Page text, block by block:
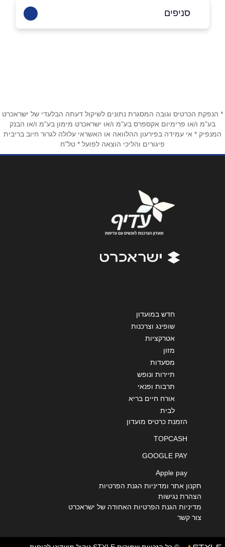
באתר בפייסבוק באינסטגרם
טלפון*
אנא חזרו אלי בקשר ל...
סניפים
* הנפקת הכרטיס וגובה המסגרת נתונים לשיקול דעתה הבלעדי של ישראכרט
בע"מ ו/או פרימיום אקספרס בע"מ ו/או ישראכרט מימון בע"מ ו/או הבנק
המנפיק * אי עמידה בפירעון ההלוואה או האשראי עלולה לגרור חיוב בריבית
פיגורים והליכי הוצאה לפועל * טל"ח
חדש במועדון
שופינג וצרכנות
אטרקציות
מזון
מסעדות
תיירות ונופש
תרבות ופנאי
אורח חיים בריא
לבית
הזמנת כרטיס מועדון
TOPCASH
GOOGLE PAY
Apple pay
תקנון אתר ומדיניות הגנת הפרטיות
הצהרת נגישות
מדיניות הגנת הפרטיות האחודה של ישראכרט
צור קשר